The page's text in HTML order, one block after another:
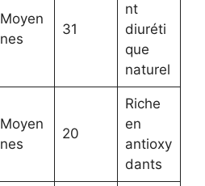
Moyen
nes
31
nt
diuréti
que
naturel
Moyen
nes
20
Riche
en
antioxy
dants